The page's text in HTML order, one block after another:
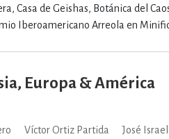
Casa de Geishas, Botánica del
Iberoamericano Arreola en
Europa & América
Víctor Ortiz Partida José